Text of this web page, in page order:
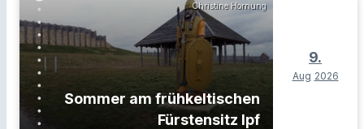
Christine Hornung
Sommer am frühkeltischen
Fürstensitz Ipf
9.
Aug 2026